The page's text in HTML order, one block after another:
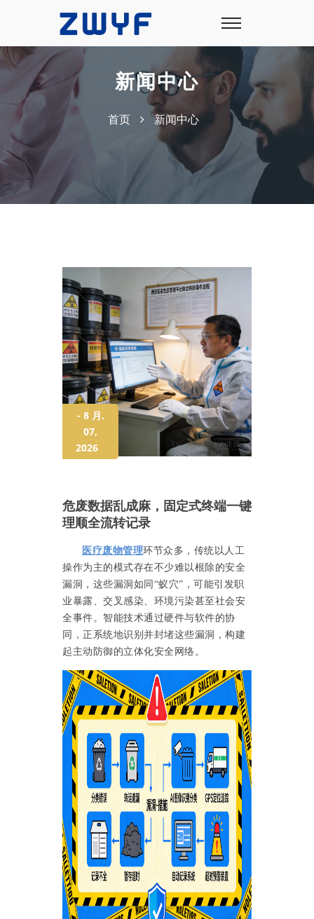
新闻中心
首页 新闻中心
- 8 月.
07,
2026
危废数据乱成麻，固定式终端一键
理顺全流转记录
医疗废物管理环节众多，传统以人工
操作为主的模式存在不少难以根除的安全
漏洞，这些漏洞如同“蚁穴”，可能引发职
业暴露、交叉感染、环境污染甚至社会安
全事件。智能技术通过硬件与软件的协
同，正系统地识别并封堵这些漏洞，构建
起主动防御的立体化安全网络。